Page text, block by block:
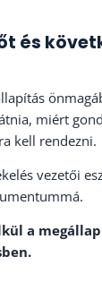
és
miért
kell rendezni.
vezetői
a